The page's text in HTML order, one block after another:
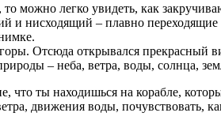
можно легко увидеть, как
и нисходящий – плавно
Отсюда открывался прекрасный
– неба, ветра, воды, солнца,
что ты находишься на корабле,
движения воды, почувствовать,